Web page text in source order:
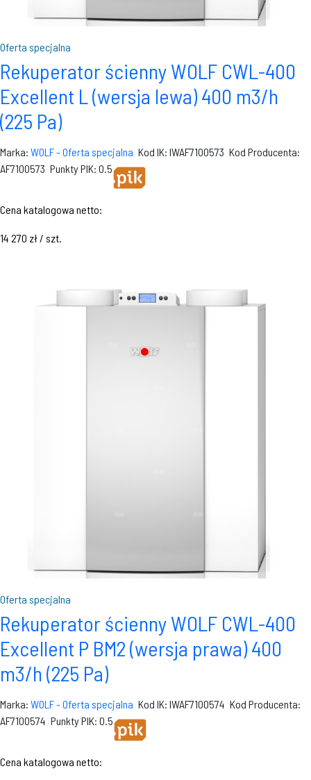
Oferta specjalna
Rekuperator ścienny WOLF CWL-400
Excellent L (wersja lewa) 400 m3/h
(225 Pa)
Marka: WOLF - Oferta specjalna Kod IK: IWAF7100573 Kod Producenta:
AF7100573 Punkty PIK: 0.5
Cena katalogowa netto:
14 270 zł / szt.
Oferta specjalna
Rekuperator ścienny WOLF CWL-400
Excellent P BM2 (wersja prawa) 400
m3/h (225 Pa)
Marka: WOLF - Oferta specjalna Kod IK: IWAF7100574 Kod Producenta:
AF7100574 Punkty PIK: 0.5
Cena katalogowa netto: